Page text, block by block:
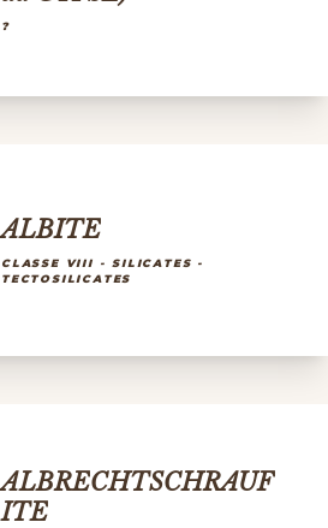
?
ALBITE
CLASSE VIII - SILICATES -
TECTOSILICATES
ALBRECHTSCHRAUF
ITE